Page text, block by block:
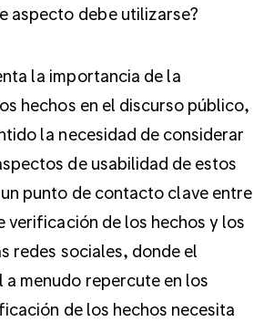
aspecto debe utilizarse?
la importancia de la
hechos en el discurso público,
la necesidad de considerar
de usabilidad de estos
punto de contacto clave entre
verificación de los hechos y los
redes sociales, donde el
a menudo repercute en los
de los hechos necesita